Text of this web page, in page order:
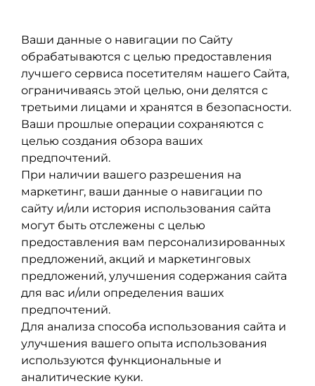
Ваши данные о навигации по Сайту
обрабатываются с целью предоставления
лучшего сервиса посетителям нашего Сайта,
ограничиваясь этой целью, они делятся с
третьими лицами и хранятся в безопасности.
Ваши прошлые операции сохраняются с
целью создания обзора ваших
предпочтений.
При наличии вашего разрешения на
маркетинг, ваши данные о навигации по
сайту и/или история использования сайта
могут быть отслежены с целью
предоставления вам персонализированных
предложений, акций и маркетинговых
предложений, улучшения содержания сайта
для вас и/или определения ваших
предпочтений.
Для анализа способа использования сайта и
улучшения вашего опыта использования
используются функциональные и
аналитические куки.